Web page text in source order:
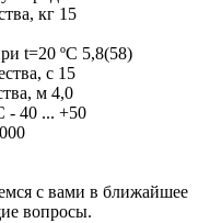
кг 15
t=20 ºС 5,8(58)
c 15
м 4,0
- 40 ... +50
с вами в ближайшее
вопросы.